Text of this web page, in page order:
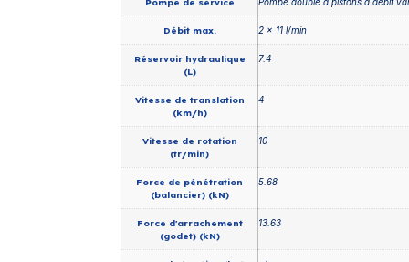
Débit max. 2 x 11 l/min
Réservoir hydraulique
(L)
7.4
Vitesse de translation
(km/h)
4
Vitesse de rotation
(tr/min)
10
Force de pénétration
(balancier) (kN)
5.68
Force d'arrachement
(godet) (kN)
13.63